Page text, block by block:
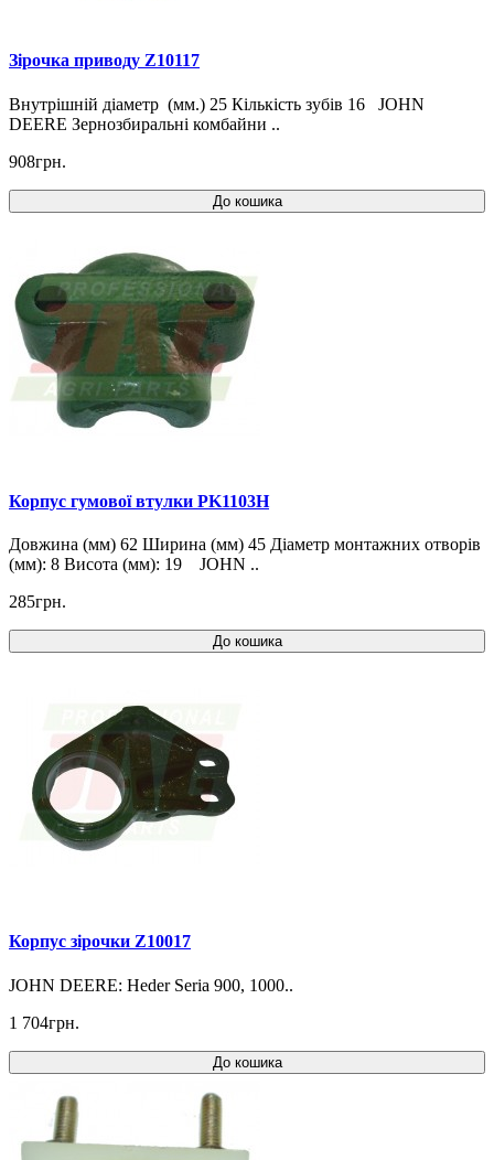
Зірочка приводу Z10117
Внутрішній діаметр (мм.) 25 Кількість зубів 16 JOHN
DEERE Зернозбиральні комбайни ..
908грн.
До кошика
Корпус гумової втулки PK1103H
Довжина (мм) 62 Ширина (мм) 45 Діаметр монтажних отворів
(мм): 8 Висота (мм): 19 JOHN ..
285грн.
До кошика
Корпус зірочки Z10017
JOHN DEERE: Heder Seria 900, 1000..
1 704грн.
До кошика